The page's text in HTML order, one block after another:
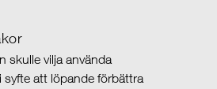
skulle vilja använda
syfte att löpande förbättra